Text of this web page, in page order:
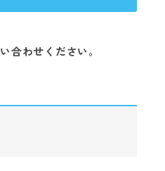
合わせください。